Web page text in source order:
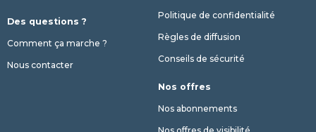
Des questions ?
Comment ça marche ?
Nous contacter
Politique de confidentialité
Règles de diffusion
Conseils de sécurité
Nos offres
Nos abonnements